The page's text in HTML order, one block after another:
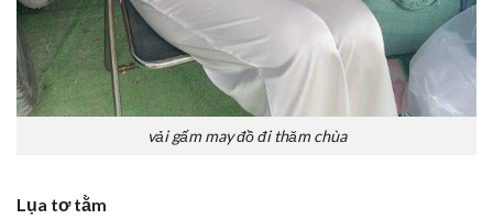
vải gấm may đồ đi thăm chùa
Lụa tơ tằm